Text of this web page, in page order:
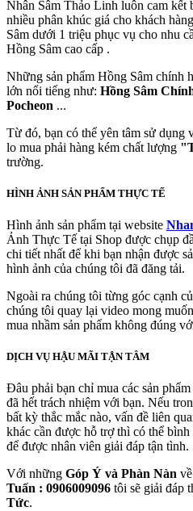
Nhân Sâm Thảo Linh luôn cam kết
nhiều phân khúc giá cho khách
Sâm dưới 1 triệu phục vụ cho nhu
Hồng Sâm cao cấp .
Những sản phẩm Hồng Sâm chính
lớn nổi tiếng như: Hồng Sâm
Pocheon ...
Từ đó, bạn có thể yên tâm sử dụng
lo mua phải hàng kém chất lượng
trường.
HÌNH ẢNH SẢN PHẨM THỰC TẾ
Hình ảnh sản phẩm tại website
Ảnh Thực Tế tại Shop được chụp
chi tiết nhất để khi bạn nhận được
hình ảnh của chúng tôi đã đăng tải.
Ngoài ra chúng tôi từng góc cạnh
chúng tôi quay lại video mong
mua nhầm sản phẩm không đúng
DỊCH VỤ HẬU MÃI TẬN TÂM
Đâu phải bạn chỉ mua các sản
đã hết trách nhiệm với bạn. Nếu
bất kỳ thắc mắc nào, vấn đề liên
khác cần được hỗ trợ thì có thể
để được nhân viên giải đáp tận tình.
Với những Góp Ý và Phàn Nàn
Tuấn : 0906009096 tôi sẽ giải đáp
Tức.